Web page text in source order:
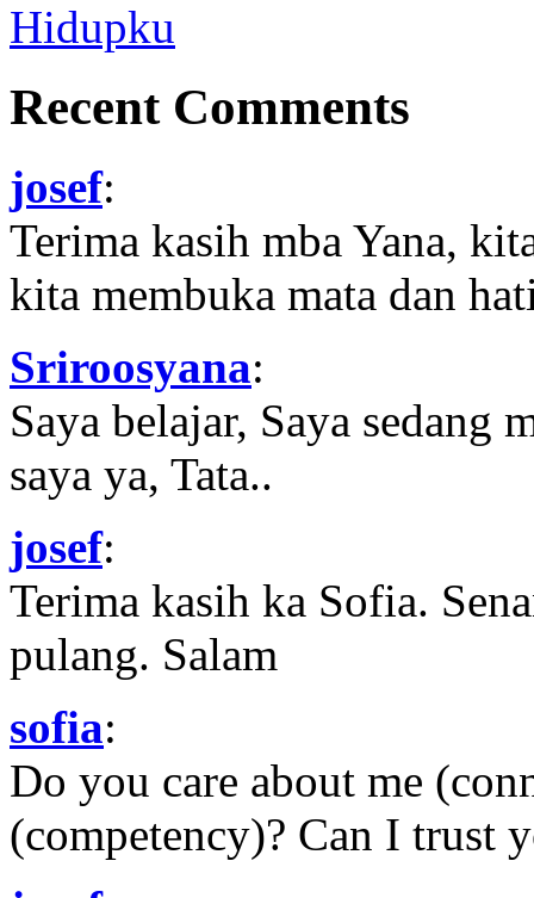
Recent Comments
josef:
Terima kasih mba Yana,
kita membuka mata dan
Sriroosyana:
Saya belajar, Saya sedang
saya ya, Tata..
josef:
Terima kasih ka Sofia.
pulang. Salam
sofia:
Do you care about me
(competency)? Can I trust